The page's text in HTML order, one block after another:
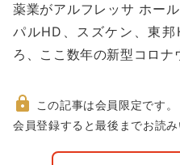
動薬業がアルフレッサ ホー
パルHD、スズケン、東
ろ、ここ数年の新型コロ
非
この記事は会員限定です。
会員登録すると最後までお読み